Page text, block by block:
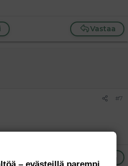
Vastaa
#7
– evästeillä parempi